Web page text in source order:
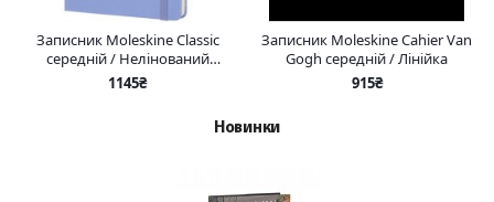
Записник Moleskine Classic
середній / Нелінований
Блакитна Гортензія
1145₴
Записник Moleskine Cahier Van
Gogh середній / Лінійка
915₴
Новинки